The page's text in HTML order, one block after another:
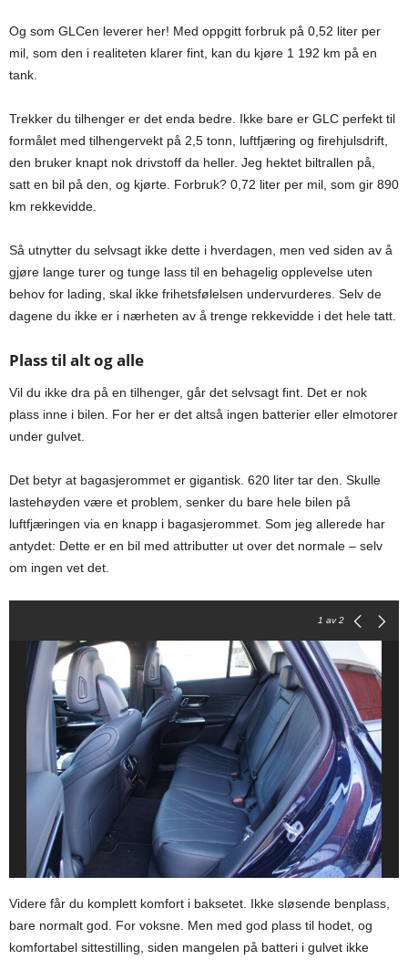
Og som GLCen leverer her! Med oppgitt forbruk på 0,52 liter per
mil, som den i realiteten klarer fint, kan du kjøre 1 192 km på en
tank.
Trekker du tilhenger er det enda bedre. Ikke bare er GLC perfekt til
formålet med tilhengervekt på 2,5 tonn, luftfjæring og firehjulsdrift,
den bruker knapt nok drivstoff da heller. Jeg hektet biltrallen på,
satt en bil på den, og kjørte. Forbruk? 0,72 liter per mil, som gir 890
km rekkevidde.
Så utnytter du selvsagt ikke dette i hverdagen, men ved siden av å
gjøre lange turer og tunge lass til en behagelig opplevelse uten
behov for lading, skal ikke frihetsfølelsen undervurderes. Selv de
dagene du ikke er i nærheten av å trenge rekkevidde i det hele tatt.
Plass til alt og alle
Vil du ikke dra på en tilhenger, går det selvsagt fint. Det er nok
plass inne i bilen. For her er det altså ingen batterier eller elmotorer
under gulvet.
Det betyr at bagasjerommet er gigantisk. 620 liter tar den. Skulle
lastehøyden være et problem, senker du bare hele bilen på
luftfjæringen via en knapp i bagasjerommet. Som jeg allerede har
antydet: Dette er en bil med attributter ut over det normale – selv
om ingen vet det.
1 av 2
Videre får du komplett komfort i baksetet. Ikke sløsende benplass,
bare normalt god. For voksne. Men med god plass til hodet, og
komfortabel sittestilling, siden mangelen på batteri i gulvet ikke